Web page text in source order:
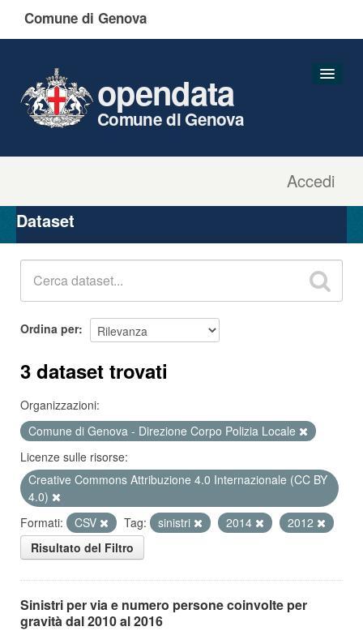
Comune di Genova
Accedi
opendata
Comune di Genova
Organizzazioni
Gruppi
Dataset
Ordina per
3 dataset trovati
Organizzazioni:
Comune di Genova - Direzione Corpo Polizia Locale
Licenze sulle risorse:
Creative Commons Attribuzione 4.0 Internazionale (CC BY
4.0)
Formati:
CSV Tag: sinistri 2014
2012
Risultato del Filtro
Sinistri per via e numero persone coinvolte per
gravità dal 2010 al 2016